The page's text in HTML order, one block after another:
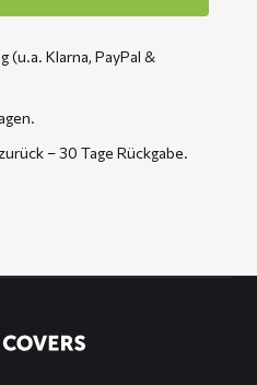
(u.a. Klarna, PayPal &
– 30 Tage Rückgabe.